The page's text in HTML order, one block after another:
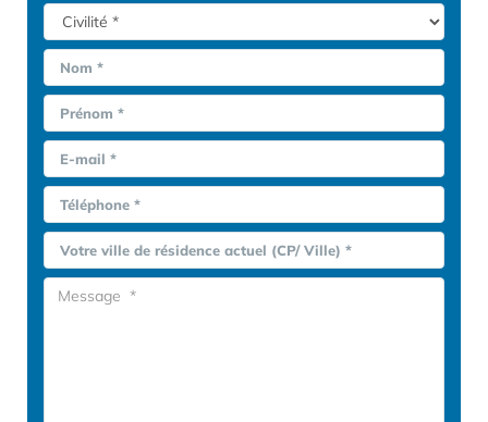
Nom *
Prénom *
E-mail *
Téléphone *
Votre ville de résidence actuel (CP/ Ville) *